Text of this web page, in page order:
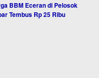
BBM Eceran di Pelosok
Tembus Rp 25 Ribu